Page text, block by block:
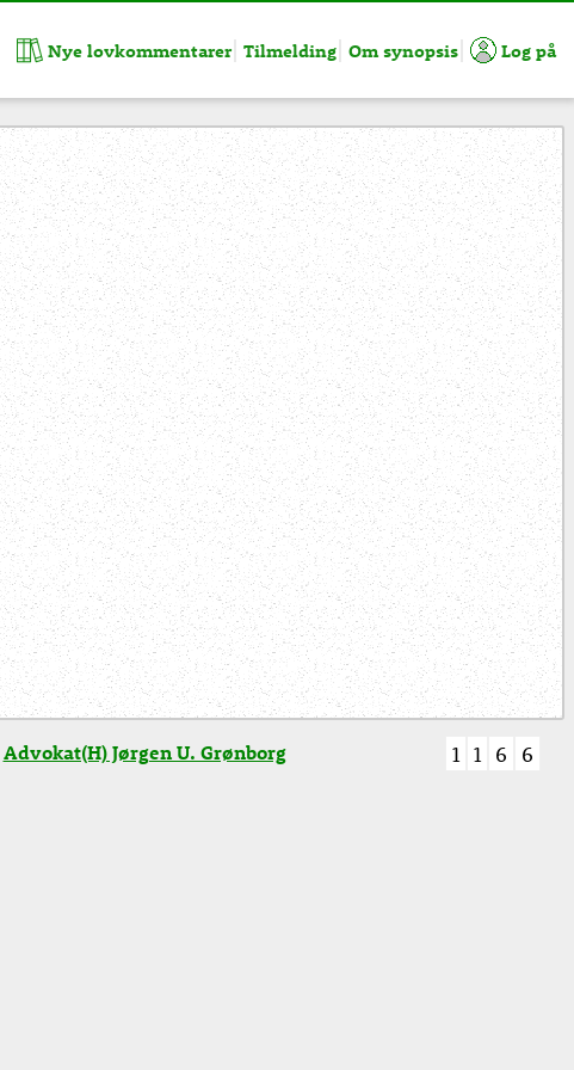
Nye lovkommentarer Tilmelding Om synopsis Log på
Advokat(H) Jørgen U. Grønborg 1 1 6 6